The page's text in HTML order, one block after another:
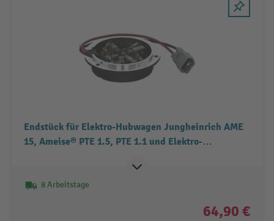
Endstück für Elektro-Hubwagen Jungheinrich AME
15, Ameise® PTE 1.5, PTE 1.1 und Elektro-
8 Arbeitstage
64,90 €